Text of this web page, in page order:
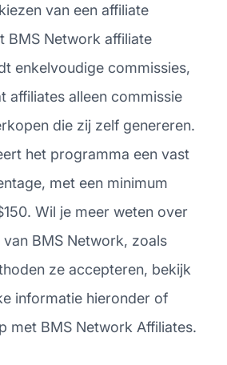
van een affiliate
BMS Network affiliate
enkelvoudige commissies,
affiliates alleen commissie
die zij zelf genereren.
het programma een vast
met een minimum
Wil je meer weten over
BMS Network, zoals
ze accepteren, bekijk
informatie hieronder of
met BMS Network Affiliates.